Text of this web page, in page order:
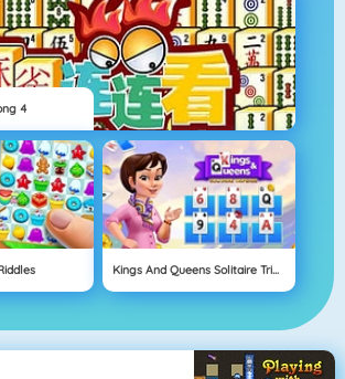
4
Kings And Queens Solitaire Tripeaks